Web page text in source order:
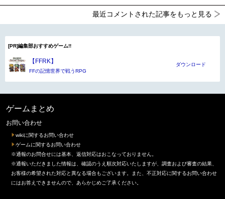
最近コメントされた記事をもっと見る
[PR]編集部おすすめゲーム!!
【FFRK】
FFの記憶世界で戦うRPG
ダウンロード
ゲームまとめ
お問い合わせ
wikiに関するお問い合わせ
ゲームに関するお問い合わせ
※通報のお問合せには基本、返信対応はおこなっておりません。
※通報いただきました情報は、確認のうえ順次対応いたしますが、調査および審査の結果、
お客様の希望された対応と異なる場合もございます。また、不正対応に関するお問い合わせ
にはお答えできませんので、あらかじめご了承ください。